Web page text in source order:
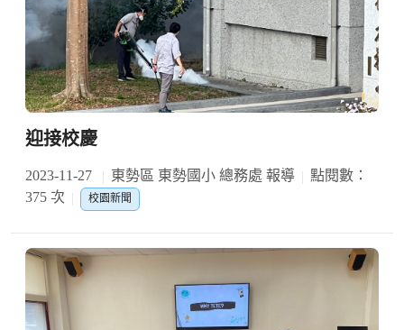
迎接校慶
2023-11-27 東勢區 東勢國小 總務處 報導
點閱數：
375 次
校園新聞